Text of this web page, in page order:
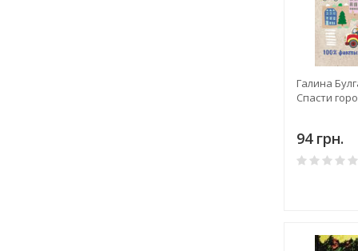
Галина
Спасти
94 грн.